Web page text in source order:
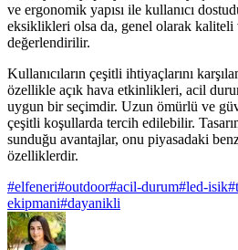
ve ergonomik yapısı ile kullanıcı
eksiklikleri olsa da, genel olarak
değerlendirilir.
Kullanıcıların çeşitli ihtiyaçlarını
özellikle açık hava etkinlikleri, acil
uygun bir seçimdir. Uzun ömürlü ve
çeşitli koşullarda tercih edilebilir.
sunduğu avantajlar, onu piyasadaki
özelliklerdir.
#elfeneri#outdoor#acil-durum#led-isik#
ekipmani#dayanikli